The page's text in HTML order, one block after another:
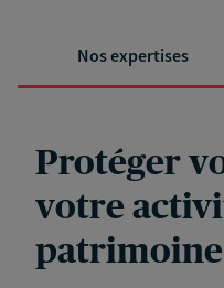
Nos expertises
Protéger
votre
patrimoine